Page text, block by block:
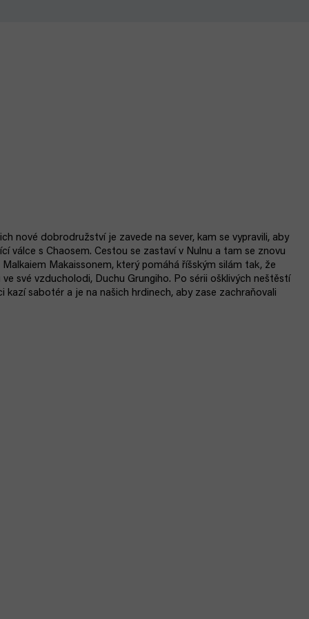
nové dobrodružství je zavede na sever, kam se vypravili, aby
válce s Chaosem. Cestou se zastaví v Nulnu a tam se znovu
Makaissonem, který pomáhá říšským silám tak, že
své vzducholodi, Duchu Grungiho. Po sérii ošklivých neštěstí
kazí sabotér a je na našich hrdinech, aby zase zachraňovali